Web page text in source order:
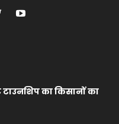
टाउनशिप का किसानों का